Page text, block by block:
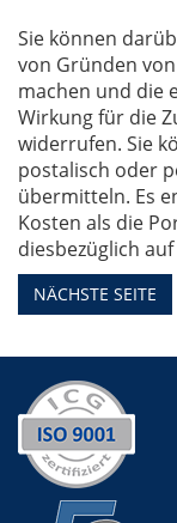
Sie können
von Gründen
machen und die
Wirkung für die
widerrufen. Sie
postalisch oder
übermitteln. Es
Kosten als die
diesbezüglich
NÄCHSTE SEITE